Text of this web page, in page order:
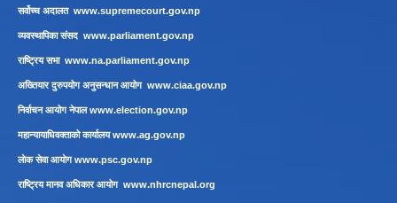
सर्वोच्च अदालत www.supremecourt.gov.np
व्यवस्थापिका संसद www.parliament.gov.np
राष्ट्रिय सभा www.na.parliament.gov.np
अख्तियार दुरुपयोग अनुसन्धान आयोग www.ciaa.gov.np
निर्वाचन आयोग नेपालwww.election.gov.np
महान्यायाधिवक्ताको कार्यालयwww.ag.gov.np
लाेक सेवा आयाेगwww.psc.gov.np
राष्ट्रिय मानव अधिकार आयोग www.nhrcnepal.org